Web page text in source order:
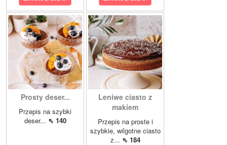
Prosty deser...
Przepis na szybki
deser... ⇖ 140
Leniwe ciasto z
makiem
Przepis na proste i
szybkie, wilgotne ciasto
z... ⇖ 184